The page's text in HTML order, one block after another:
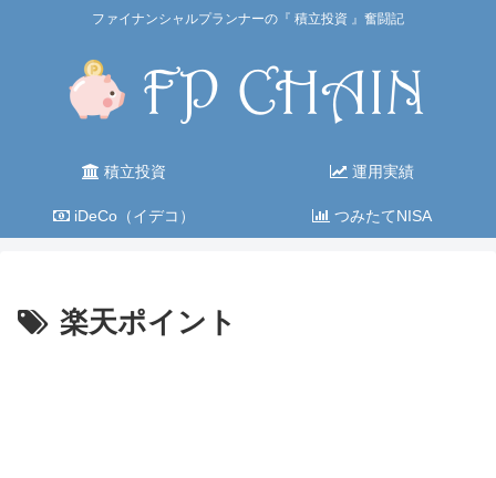
ファイナンシャルプランナーの『 積立投資 』奮闘記
積立投資 運用実績
iDeCo（イデコ） つみたてNISA
楽天ポイント